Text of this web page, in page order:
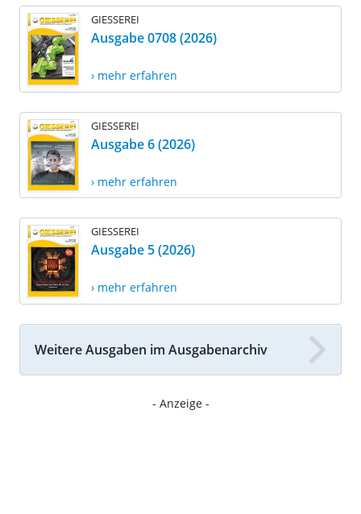
GIESSEREI
Ausgabe 0708 (2026)
› mehr erfahren
GIESSEREI
Ausgabe 6 (2026)
› mehr erfahren
GIESSEREI
Ausgabe 5 (2026)
› mehr erfahren
Weitere Ausgaben im Ausgabenarchiv
- Anzeige -